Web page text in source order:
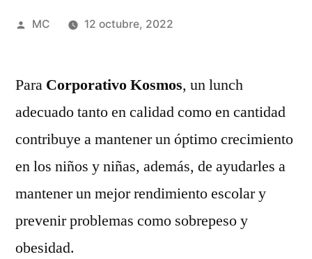
Publicado
MC 12 octubre, 2022
Para Corporativo Kosmos, un lunch
adecuado tanto en calidad como en cantidad
contribuye a mantener un óptimo crecimiento
en los niños y niñas, además, de ayudarles a
mantener un mejor rendimiento escolar y
prevenir problemas como sobrepeso y
obesidad.